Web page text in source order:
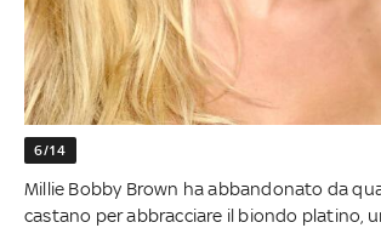
6/14
Millie Bobby Brown ha abbandonato da
castano per abbracciare il biondo platino,